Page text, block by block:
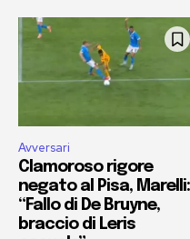
Avversari
Clamoroso rigore
negato al Pisa, Marelli:
“Fallo di De Bruyne,
braccio di Leris